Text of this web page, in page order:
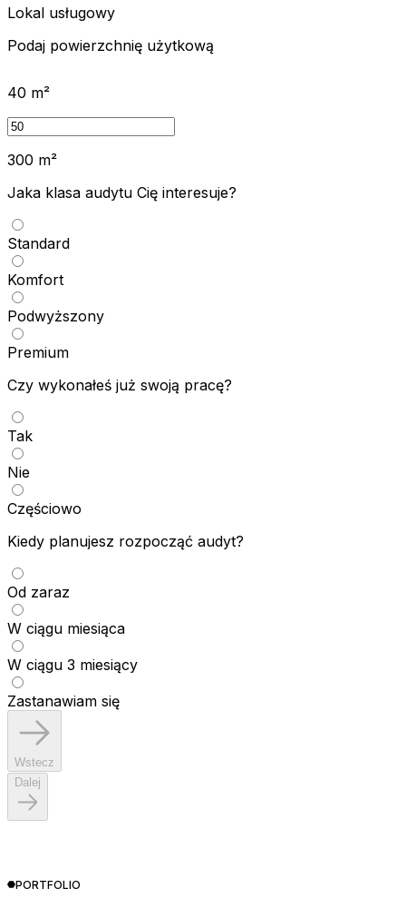
Lokal usługowy
Podaj powierzchnię użytkową
40 m²
300 m²
Jaka klasa audytu Cię interesuje?
Standard
Komfort
Podwyższony
Premium
Czy wykonałeś już swoją pracę?
Tak
Nie
Częściowo
Kiedy planujesz rozpocząć audyt?
Od zaraz
W ciągu miesiąca
W ciągu 3 miesiący
Zastanawiam się
Wstecz
Dalej
PORTFOLIO